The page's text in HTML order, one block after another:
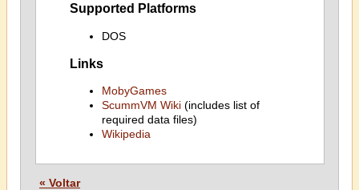
Supported Platforms
DOS
Links
MobyGames
ScummVM Wiki(includes list of
required data files)
Wikipedia
« Voltar